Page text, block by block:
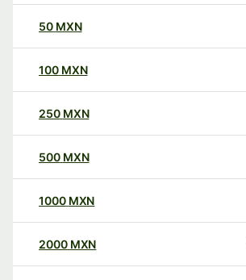
50 MXN
100 MXN
250 MXN
500 MXN
1000 MXN
2000 MXN